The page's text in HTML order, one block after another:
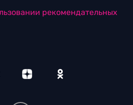
рекомендательных